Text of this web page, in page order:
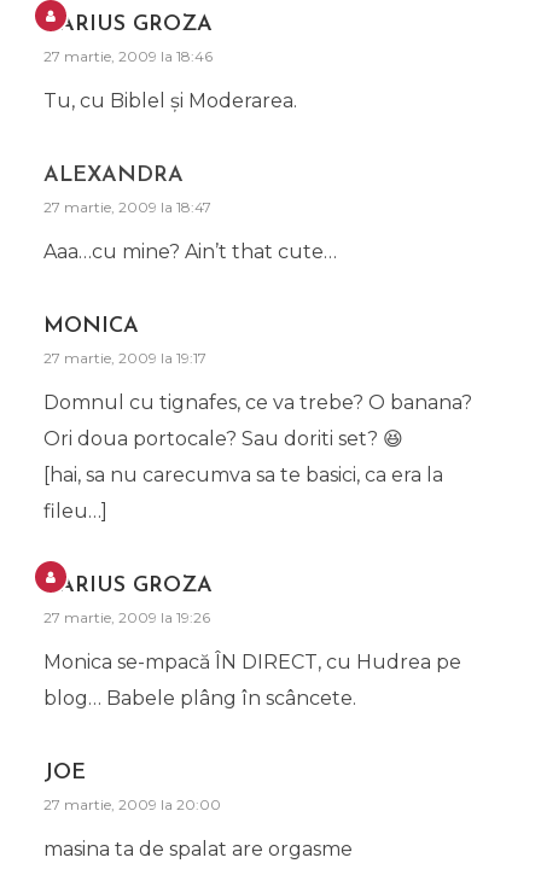
DARIUS GROZA
27 martie, 2009 la 18:46
Tu, cu Biblel şi Moderarea.
ALEXANDRA
27 martie, 2009 la 18:47
Aaa…cu mine? Ain’t that cute…
MONICA
27 martie, 2009 la 19:17
Domnul cu tignafes, ce va trebe? O banana?
Ori doua portocale? Sau doriti set? 😆
[hai, sa nu carecumva sa te basici, ca era la
fileu…]
DARIUS GROZA
27 martie, 2009 la 19:26
Monica se-mpacă ÎN DIRECT, cu Hudrea pe
blog… Babele plâng în scâncete.
JOE
27 martie, 2009 la 20:00
masina ta de spalat are orgasme